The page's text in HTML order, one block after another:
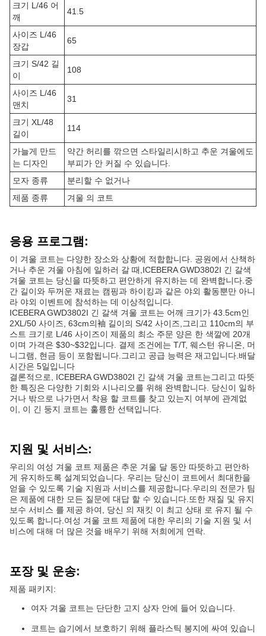
크기 L/46 어
깨
41.5
사이즈 L/46
장갑
65
크기 S/42 길
이
108
사이즈 L/46
맨치
31
크기 XL/48
길이
114
가늘게 만드
는 디자인
약간 허리를 깎으면 스타일리시하고 추운 겨울에도
부피가 안 커질 수 있습니다.
모자 종류
분리할 수 없거나
제품 종류
겨울 의 코트
응용 프로그램:
이 겨울 코트는 다양한 장소와 상황에 적합합니다. 공원에서 산책하
거나 추운 겨울 아침에 일하러 갈 때,ICEBERA GWD3802I 긴 갈색
겨울 코트는 당신을 따뜻하고 편안하게 유지하는 데 완벽합니다.중
간 길이와 두꺼운 재료는 캠핑과 하이킹과 같은 야외 활동뿐만 아니
라 야외 이벤트에 참석하는 데 이상적입니다.
ICEBERA GWD3802I 긴 갈색 겨울 코트는 어깨 크기가 43.5cm인
2XL/50 사이즈, 63cm의袖 길이의 S/42 사이즈,그리고 110cm의 부
스트 크기로 L/46 사이즈이 제품의 최소 주문 양은 한 색깔에 20개
이며 가격은 $30~$32입니다. 결제 조건에는 T/T, 웨스턴 유니온, 머
니그램, 현금 등이 포함됩니다.그리고 공급 능력은 재고입니다.배달
시간은 5일입니다
결론적으로, ICEBERA GWD3802I 긴 갈색 겨울 코트는그리고 따뜻
한 특징은 다양한 기회와 시나리오를 위해 완벽합니다. 당신이 일하
거나 밖으로 나가면서 착용 할 코트를 찾고 있는지 여부에 관계없
이, 이 긴 둥지 코트는 훌륭한 선택입니다.
지원 및 서비스:
우리의 여성 겨울 코트 제품은 추운 겨울 달 동안 따뜻하고 편안하
게 유지하도록 설계되었습니다. 우리는 당신이 코트에서 최대한을
얻을 수 있도록 기술 지원과 서비스를 제공합니다.우리의 전문가 팀
은 제품에 대한 모든 질문에 대답 할 수 있습니다.또한 재질 및 유지
보수 서비스 를 제공 하여, 당신 의 재킷 이 최고 상태 로 유지 될 수
있도록 합니다.여성 겨울 코트 제품에 대한 우리의 기술 지원 및 서
비스에 대해 더 많은 것을 배우기 위해 저희에게 연락.
포장 및 운송:
제품 패키지:
여자 겨울 코트는 단단한 고지 상자 안에 들어 있습니다.
코트는 습기에서 보호하기 위해 플라스틱 봉지에 싸여 있습니